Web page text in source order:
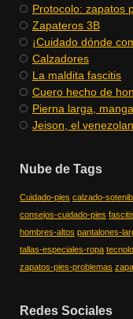
Protocolo: zapatos
Zapateros 3B
¡Cuidado dónde
Calzadores
La maldita fascitis
Cuero hecho de
Pierna larga,
Jeison, el
Nube de Tags
Cuidado-pies calzado-
consejos-cuidado-pies
hombres-altos pantalones-
tallas-especiales-ropa
zapatos-pies-problemas
Redes Sociales